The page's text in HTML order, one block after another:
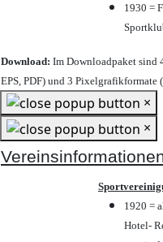
1930 =
Download: Im Downloadpaket sind
EPS, PDF) und 3 Pixelgrafikformate
×
×
1920 =
Hotel-